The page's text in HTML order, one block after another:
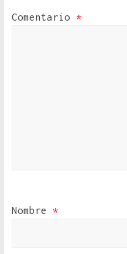
Comentario *
Nombre *